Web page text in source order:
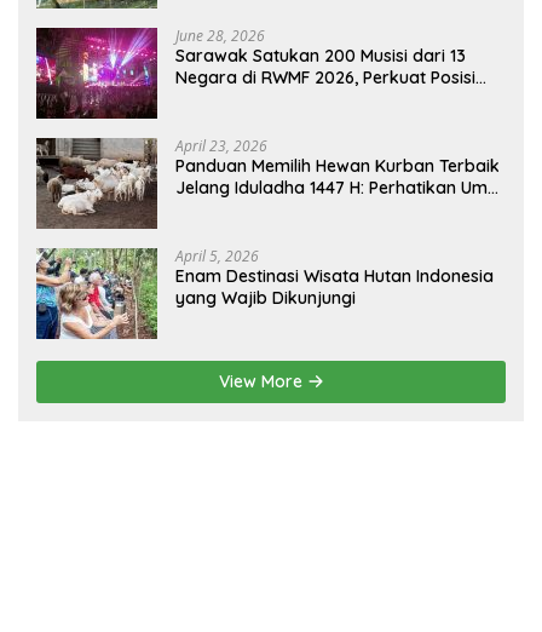
June 28, 2026
Sarawak Satukan 200 Musisi dari 13
Negara di RWMF 2026, Perkuat Posisi
April 23, 2026
Panduan Memilih Hewan Kurban Terbaik
Jelang Iduladha 1447 H: Perhatikan Umur
April 5, 2026
Enam Destinasi Wisata Hutan Indonesia
yang Wajib Dikunjungi
View More